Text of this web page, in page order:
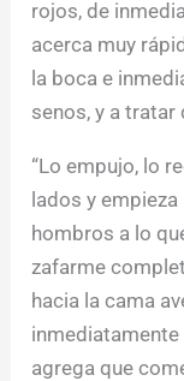
rojos, de
acerca muy
la boca e
senos, y a tratar
“Lo empujo, lo
lados y
hombros a lo
zafarme
hacia la cama
inmediatamente
agrega que